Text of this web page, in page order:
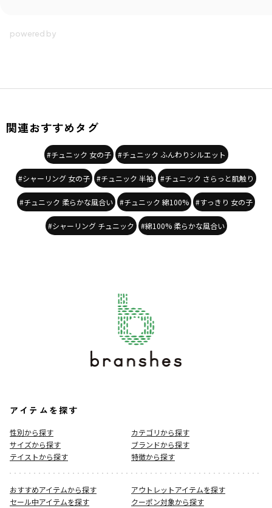
関連おすすめタグ
#チュニック 女の子 #チュニック ふんわりシルエット
#シャーリング 女の子 #チュニック 半袖 #チュニック さらっと肌触り
#チュニック 柔らかな風合い #チュニック 綿100% #すっきり 女の子
#シャーリング チュニック #綿100% 柔らかな風合い
アイテムを探す
性別から探す
カテゴリから探す
サイズから探す
ブランドから探す
テイストから探す
特徴から探す
おすすめアイテムから探す
アウトレットアイテムを探す
セール中アイテムを探す
クーポン対象から探す